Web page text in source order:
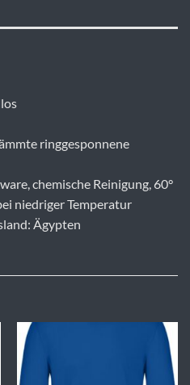
ringgesponnene
chemische Reinigung, 60°
niedriger Temperatur
Ägypten